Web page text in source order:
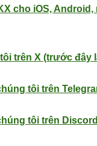
cho iOS, Android,
trên X (trước đây
tôi trên
tôi trên